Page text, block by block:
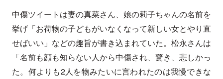
中傷ツイートは妻の真菜さん、娘の莉子ちゃんの名前を
挙げ「お荷物の子どもがいなくなって新しい女とやり直
せばいい」などの趣旨が書き込まれていた。松永さんは
「名前も顔も知らない人から中傷され、驚き、悲しかっ
た。何よりも2人を物みたいに言われたのは我慢できな